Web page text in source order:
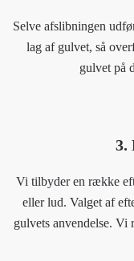
Selve afslibningen
lag af gulvet, så
gulvet på
3.
Vi tilbyder en række
eller lud. Valget af
gulvets anvendelse.